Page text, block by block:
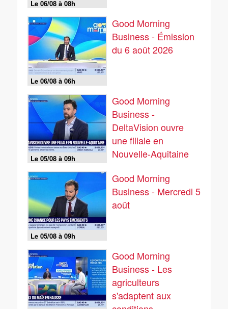
Le 06/08 à 08h
Le 06/08 à 06h
Good Morning
Business - Émission
du 6 août 2026
Le 05/08 à 09h
Good Morning
Business -
DeltaVision ouvre
une filiale en
Nouvelle-Aquitaine
Le 05/08 à 09h
Good Morning
Business - Mercredi 5
août
Good Morning
Business - Les
agriculteurs
s'adaptent aux